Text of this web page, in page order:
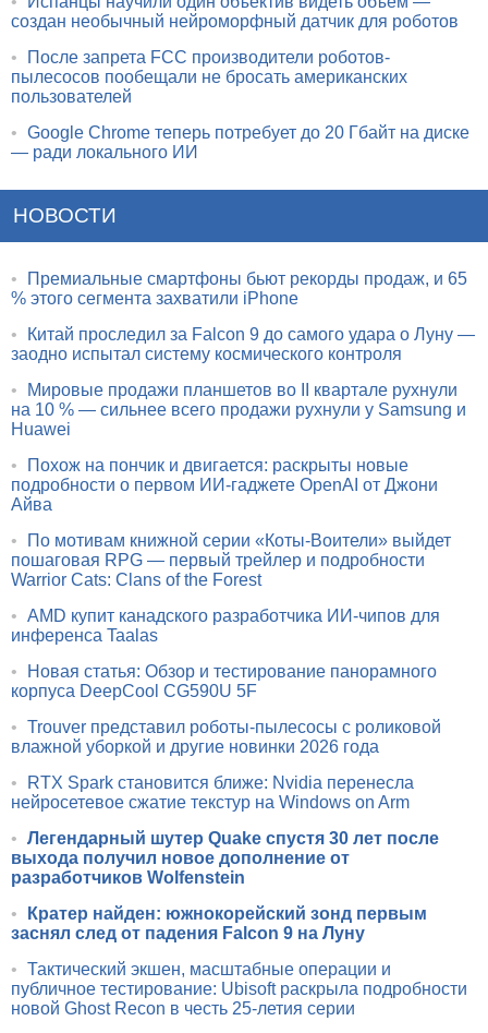
создан необычный нейроморфный датчик для роботов
•
После запрета FCC производители роботов-
пылесосов пообещали не бросать американских
пользователей
• Google Chrome теперь потребует до 20 Гбайт на диске
— ради локального ИИ
НОВОСТИ
•
Премиальные смартфоны бьют рекорды продаж, и 65
% этого сегмента захватили iPhone
•
Китай проследил за Falcon 9 до самого удара о Луну —
заодно испытал систему космического контроля
•
Мировые продажи планшетов во II квартале рухнули
на 10 % — сильнее всего продажи рухнули у Samsung и
Huawei
•
Похож на пончик и двигается: раскрыты новые
подробности о первом ИИ-гаджете OpenAI от Джони
Айва
•
По мотивам книжной серии «Коты-Воители» выйдет
пошаговая RPG — первый трейлер и подробности
Warrior Cats: Clans of the Forest
• AMD купит канадского разработчика ИИ-чипов для
инференса Taalas
•
Новая статья: Обзор и тестирование панорамного
корпуса DeepCool CG590U 5F
• Trouver представил роботы-пылесосы с роликовой
влажной уборкой и другие новинки 2026 года
•
RTX Spark становится ближе: Nvidia перенесла
нейросетевое сжатие текстур на Windows on Arm
• Легендарный шутер Quake спустя 30 лет после
выхода получил новое дополнение от
разработчиков Wolfenstein
•
Кратер найден: южнокорейский зонд первым
заснял след от падения Falcon 9 на Луну
• Тактический экшен, масштабные операции и
публичное тестирование: Ubisoft раскрыла подробности
новой Ghost Recon в честь 25-летия серии